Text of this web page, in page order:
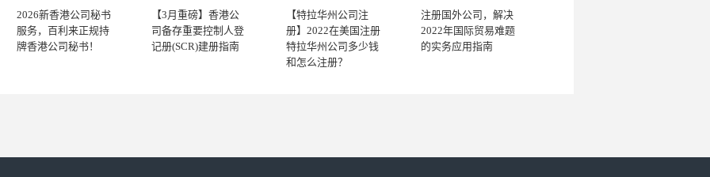
2026新香港公司秘书
服务，百利来正规持
牌香港公司秘书！
【3月重磅】香港公
司备存重要控制人登
记册(SCR)建册指南
【特拉华州公司注
册】2022在美国注册
特拉华州公司多少钱
和怎么注册？
注册国外公司，解决
2022年国际贸易难题
的实务应用指南